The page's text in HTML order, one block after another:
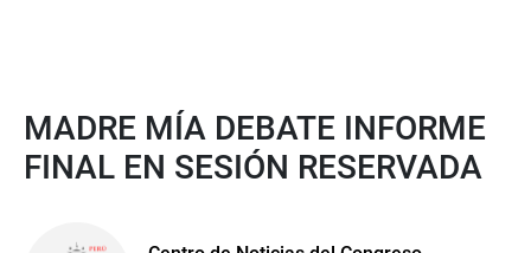
MADRE MÍA DEBATE INFORME
FINAL EN SESIÓN RESERVADA